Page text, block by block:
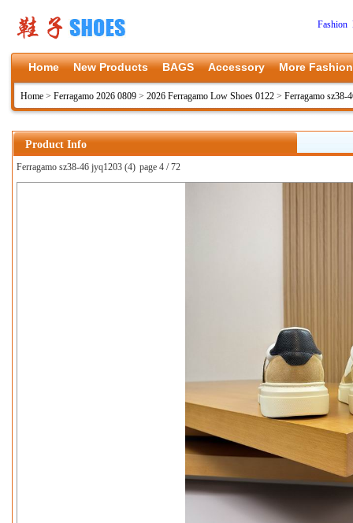
Fashion
Home New Products BAGS Accessory More Fashion
Home > Ferragamo 2026 0809 > 2026 Ferragamo Low Shoes 0122 > Ferragamo sz38-
Product Info
Ferragamo sz38-46 jyq1203 (4) page 4 / 72